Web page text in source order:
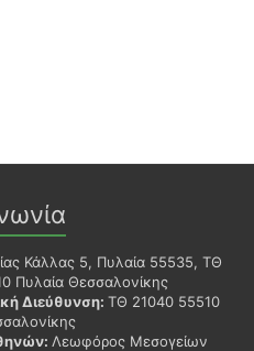
Κάλλας 5, Πυλαία 55535, ΤΘ
Πυλαία Θεσσαλονίκης
Διεύθυνση: ΤΘ 21040 55510
Λεωφόρος Μεσογείων